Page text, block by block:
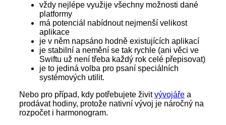
vždy nejlépe využije všechny možnosti dané
platformy
má potenciál nabídnout nejmenší velikost
aplikace
je v něm napsáno hodně existujících aplikací
je stabilní a nemění se tak rychle (ani věci ve
Swiftu už není třeba každý rok celé přepisovat)
je to jediná volba pro psaní speciálních
systémových utilit.
Nebo pro případ, kdy potřebujete živitvývojáře a
prodávat hodiny, protože nativní vývoj je náročný na
rozpočet i harmonogram.